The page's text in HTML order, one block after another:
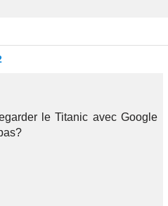
le Titanic avec Google